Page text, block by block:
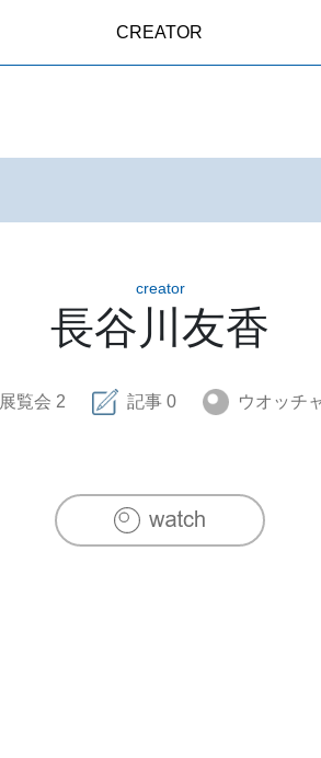
CREATOR
creator
長谷川友香
展覧会 2 記事 0 ウオッチ